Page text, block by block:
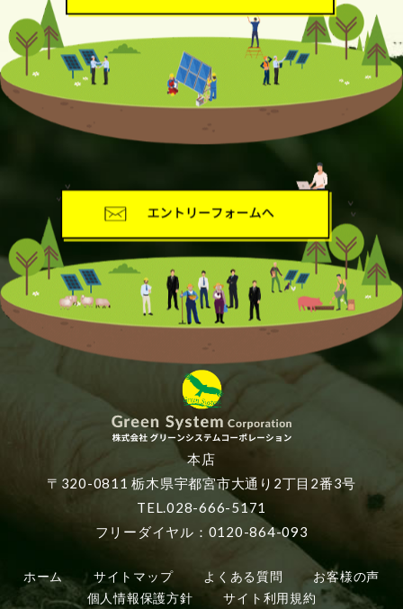
本店
〒320-0811 栃木県宇都宮市大通り2丁目2番3号
TEL.028-666-5171
フリーダイヤル：0120-864-093
ホーム サイトマップ よくある質問
お客様の声
個人情報保護方針
サイト利用規約